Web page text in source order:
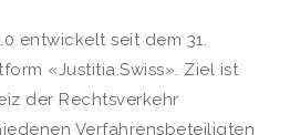
entwickelt seit dem 31.
«Justitia.Swiss». Ziel ist
der Rechtsverkehr
Verfahrensbeteiligten